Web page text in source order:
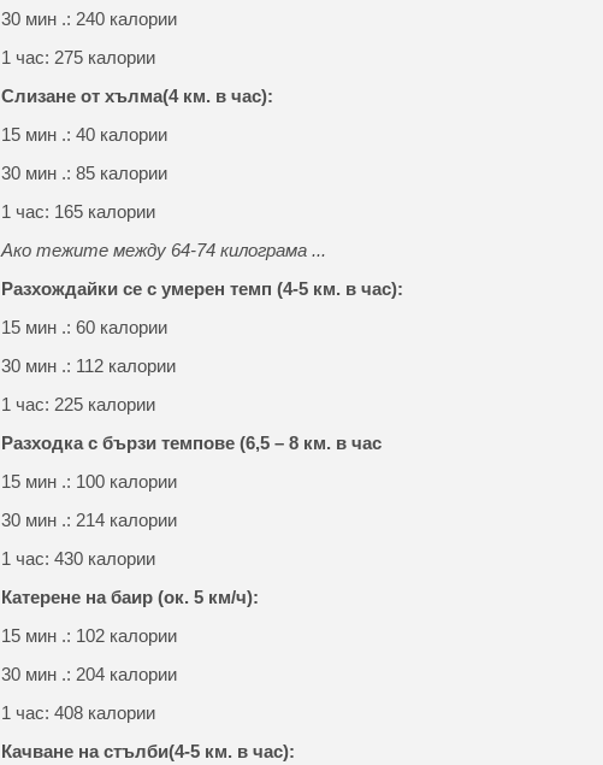
30 мин .: 240 калории
1 час: 275 калории
Слизане от хълма(4 км. в час):
15 мин .: 40 калории
30 мин .: 85 калории
1 час: 165 калории
Ако тежите между 64-74 килограма ...
Разхождайки се с умерен темп (4-5 км. в час):
15 мин .: 60 калории
30 мин .: 112 калории
1 час: 225 калории
Разходка с бързи темпове (6,5 – 8 км. в час
15 мин .: 100 калории
30 мин .: 214 калории
1 час: 430 калории
Катерене на баир (ок. 5 км/ч):
15 мин .: 102 калории
30 мин .: 204 калории
1 час: 408 калории
Качване на стълби(4-5 км. в час):